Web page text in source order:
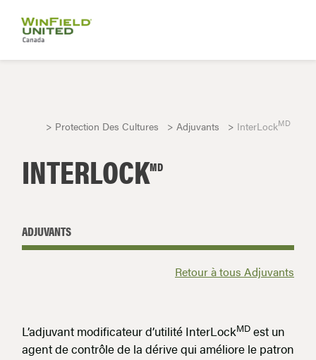
Protection Des Cultures Adjuvants InterLockMD
INTERLOCKMD
ADJUVANTS
Retour à tous Adjuvants
L’adjuvant modificateur d’utilité InterLockMD est un
agent de contrôle de la dérive qui améliore le patron